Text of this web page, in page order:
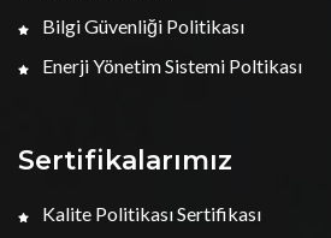
Bilgi Güvenliği Politikası
Enerji Yönetim Sistemi Poltikası
Sertifikalarımız
Kalite Politikası Sertifikası